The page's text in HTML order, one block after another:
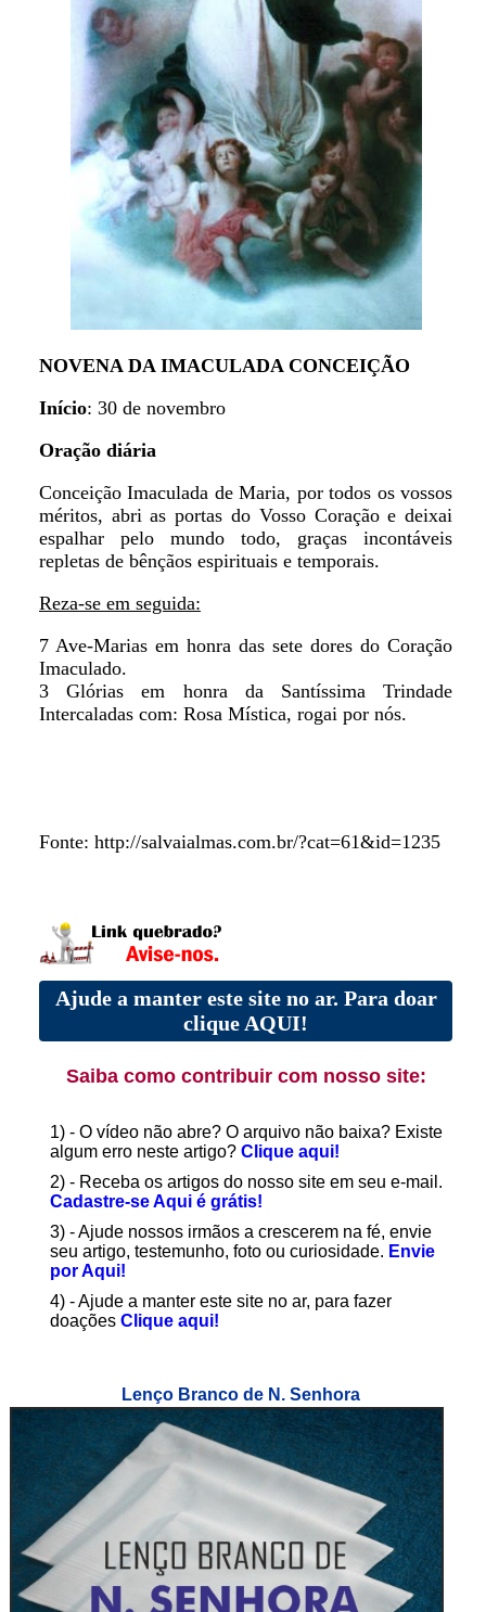
NOVENA DA IMACULADA CONCEIÇÃO
Início: 30 de novembro
Oração diária
Conceição Imaculada de Maria, por todos os vossos
méritos, abri as portas do Vosso Coração e deixai
espalhar pelo mundo todo, graças incontáveis
repletas de bênçãos espirituais e temporais.
Reza-se em seguida:
7 Ave-Marias em honra das sete dores do Coração
Imaculado.
3 Glórias em honra da Santíssima Trindade
Intercaladas com: Rosa Mística, rogai por nós.
Fonte: http://salvaialmas.com.br/?cat=61&id=1235
Ajude a manter este site no ar. Para doar
clique AQUI!
Saiba como contribuir com nosso site:
1) - O vídeo não abre? O arquivo não baixa? Existe
algum erro neste artigo? Clique aqui!
2) - Receba os artigos do nosso site em seu e-mail.
Cadastre-se Aqui é grátis!
3) - Ajude nossos irmãos a crescerem na fé, envie
seu artigo, testemunho, foto ou curiosidade. Envie
por Aqui!
4) - Ajude a manter este site no ar, para fazer
doações Clique aqui!
Lenço Branco de N. Senhora